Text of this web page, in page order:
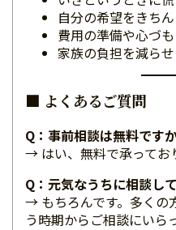
自分の希望をきち
費用の準備や心づ
家族の負担を減ら
■ よくあるご質問
Q：事前相談は無料です
→ はい、無料で承ってお
Q：元気なうちに相談し
→ もちろんです。多く
う時期からご相談にいら